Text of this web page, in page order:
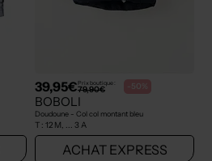
39,95€Prix boutique :
79,90€ -50%
BOBOLI
Doudoune - Col col montant bleu
T : 12 M, ... 3 A
ACHAT EXPRESS